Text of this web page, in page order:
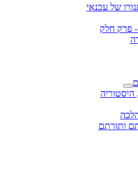
של עכנאי
פרק חלק
ותורתם